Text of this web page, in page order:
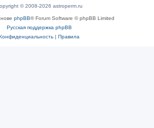
© 2008-2026 astroperm.ru
phpBB® Forum Software © phpBB Limited
Русская поддержка phpBB
| Правила